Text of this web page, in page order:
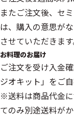
またご注文後、セ
は、購入の意思が
させていただきます
お料理のお届け
ご注文を受け入金
ジオキット」をご
※送料は商品代金
てのみ別途送料がか